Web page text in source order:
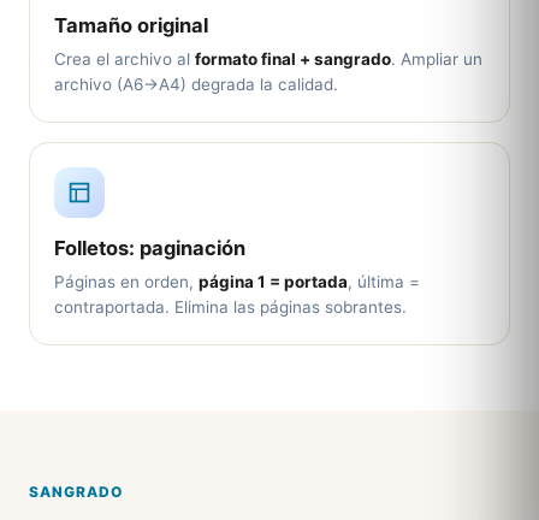
Tamaño original
Crea el archivo al formato final + sangrado. Ampliar un
archivo (A6→A4) degrada la calidad.
Folletos: paginación
Páginas en orden, página 1 = portada, última =
contraportada. Elimina las páginas sobrantes.
SANGRADO